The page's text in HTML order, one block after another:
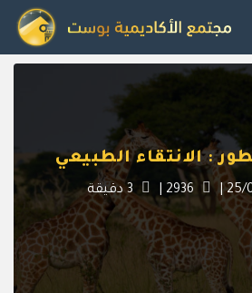
: الانتقاء الطبيعي
25/
|
3دقيقة